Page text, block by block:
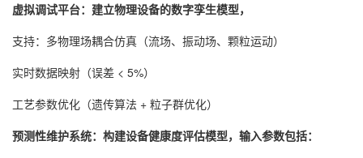
虚拟调试平台：建立物理设备的数字孪生模型，
支持：多物理场耦合仿真（流场、振动场、颗粒运动）
实时数据映射（误差 < 5%）
工艺参数优化（遗传算法 + 粒子群优化）
预测性维护系统：构建设备健康度评估模型，输入参数包括：